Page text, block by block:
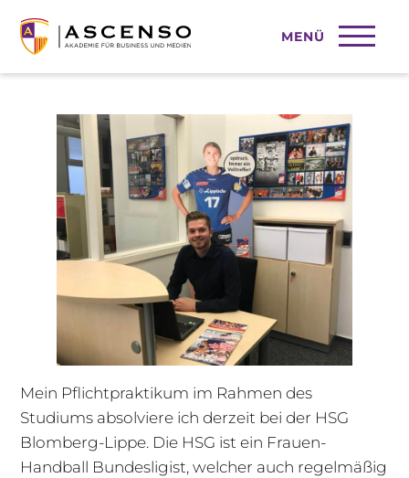
MENÜ
Das Pflichtpraktikum im Studium
Mein Pflichtpraktikum im Rahmen des
Studiums absolviere ich derzeit bei der HSG
Blomberg-Lippe. Die HSG ist ein Frauen-
Handball Bundesligist, welcher auch regelmäßig